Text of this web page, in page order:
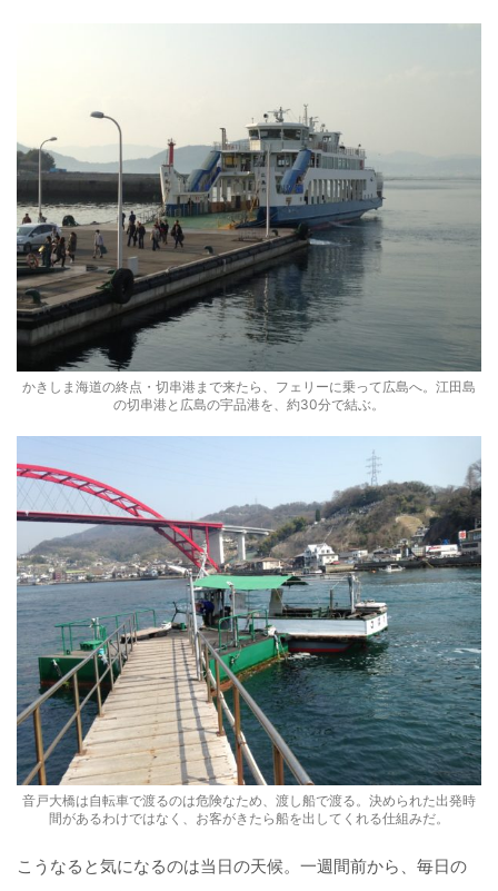
かきしま海道の終点・切串港まで来たら、フェリーに乗って広島へ。江田島
の切串港と広島の宇品港を、約30分で結ぶ。
音戸大橋は自転車で渡るのは危険なため、渡し船で渡る。決められた出発時
間があるわけではなく、お客がきたら船を出してくれる仕組みだ。
こうなると気になるのは当日の天候。一週間前から、毎日の